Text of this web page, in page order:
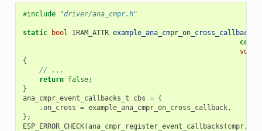
#include "driver/ana_cmpr.h"
static bool IRAM_ATTR example_ana_cmpr_on_cross_callback
const
void
{
// ...
return false;
}
ana_cmpr_event_callbacks_t
cbs = {
.on_cross = example_ana_cmpr_on_cross_callback,
};
ESP_ERROR_CHECK(ana_cmpr_register_event_callbacks ( cmpr,